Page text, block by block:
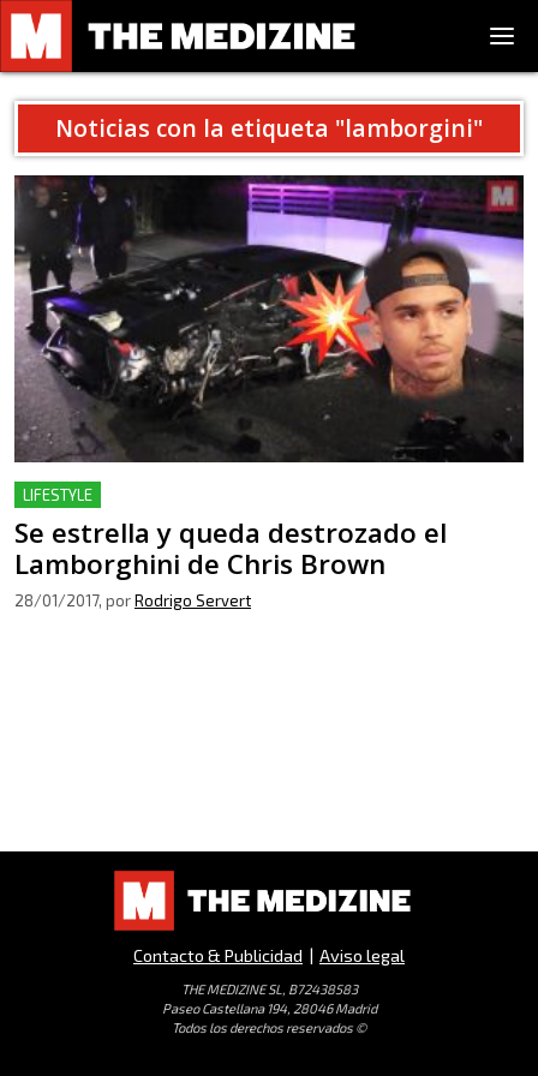
Noticias con la etiqueta "lamborgini"
LIFESTYLE
Se estrella y queda destrozado el
Lamborghini de Chris Brown
28/01/2017, porRodrigo Servert
Contacto & Publicidad | Aviso legal
THE MEDIZINE SL, B72438583
Paseo Castellana 194, 28046 Madrid
Todos los derechos reservados ©